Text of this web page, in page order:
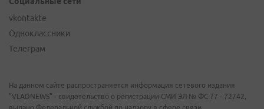
vkontakte
Одноклассники
Телеграм
На данном сайте распространяется информация сетевого издания
"VLADNEWS" - свидетельство о регистрации СМИ ЭЛ № ФС 77 - 72742,